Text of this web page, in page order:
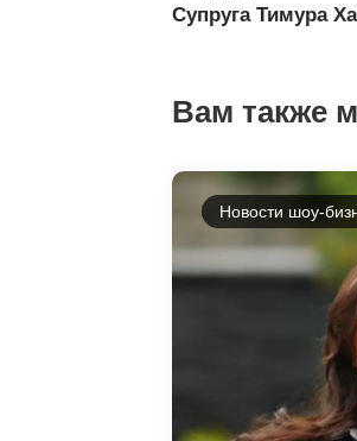
Супруга Тимура
Вам также
Новости шоу-